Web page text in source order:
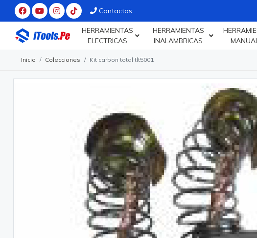
Contactos
HERRAMIENTAS
ELECTRICAS
HERRAMIENTAS
INALAMBRICAS
Inicio Colecciones Kit carbon total tlt5001